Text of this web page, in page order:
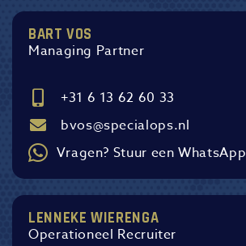
BART VOS
Managing Partner
+31 6 13 62 60 33
bvos@specialops.nl
Vragen? Stuur een WhatsApp
LENNEKE WIERENGA
Operationeel Recruiter